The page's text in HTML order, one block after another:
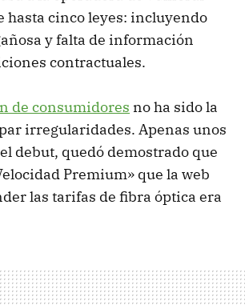
hasta cinco leyes: incluyendo
y falta de información
contractuales.
de consumidores no ha sido la
irregularidades. Apenas unos
debut, quedó demostrado que
Premium» que la web
las tarifas de fibra óptica era